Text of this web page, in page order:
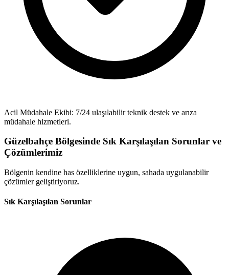
Acil Müdahale Ekibi: 7/24 ulaşılabilir teknik destek ve arıza
müdahale hizmetleri.
Güzelbahçe Bölgesinde Sık Karşılaşılan Sorunlar ve
Çözümlerimiz
Bölgenin kendine has özelliklerine uygun, sahada uygulanabilir
çözümler geliştiriyoruz.
Sık Karşılaşılan Sorunlar